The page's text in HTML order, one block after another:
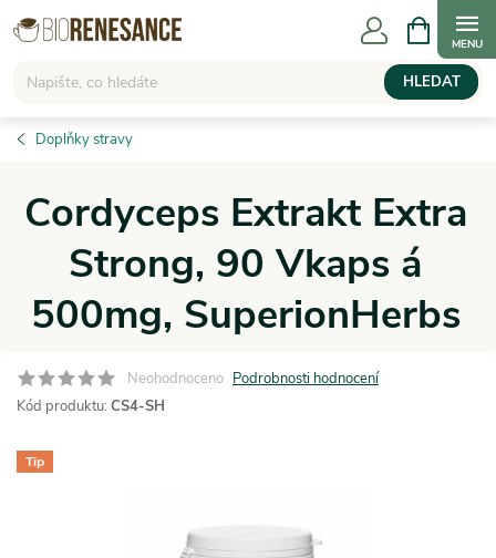
Přejít
na
HLEDAT
NÁKUPNÍ
KOŠÍK
Doplňky stravy
Cordyceps Extrakt Extra
Strong, 90 Vkaps á
500mg, SuperionHerbs
Neohodnoceno Podrobnosti hodnocení
Kód produktu: CS4-SH
Tip